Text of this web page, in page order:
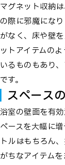
マグネット収納
の際に邪魔にな
がなく、床や壁
ットアイテムの
いるものもあり
です。
スペース
浴室の壁面を有
ペースを大幅に
トルはもちろん
がちなアイテム